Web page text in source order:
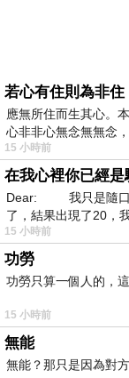
若心有住則為非住
應無所住而生其心。
心非非心無念無無念
15 小時前
在我心裡你已經
Dear: 我只是隨口問
了，結果出現了20，
15 小時前
功勞
功勞只算一個人的，
15 小時前
無能
無能？那只是因為對